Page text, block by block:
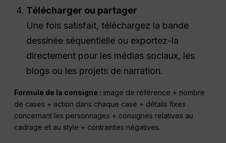
Télécharger ou partager
Une fois satisfait, téléchargez la bande
dessinée séquentielle ou exportez-la
directement pour les médias sociaux, les
blogs ou les projets de narration.
Formule de la consigne : image de référence + nombre
de cases + action dans chaque case + détails fixes
concernant les personnages + consignes relatives au
cadrage et au style + contraintes négatives.